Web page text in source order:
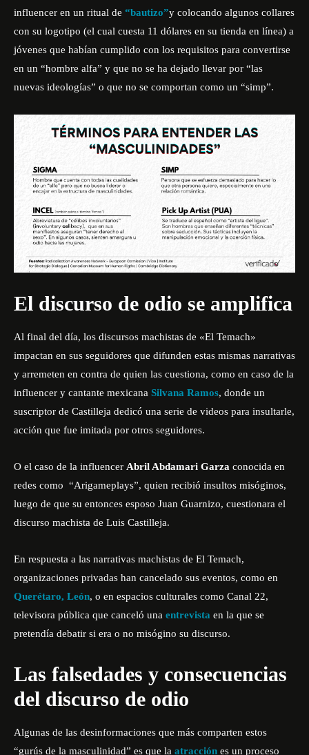
influencer en un ritual de “bautizo”y colocando algunos collares
con su logotipo (el cual cuesta 11 dólares en su tienda en línea) a
jóvenes que habían cumplido con los requisitos para convertirse
en un “hombre alfa” y que no se ha dejado llevar por “las
nuevas ideologías” o que no se comportan como un “simp”.
El discurso de odio se amplifica
Al final del día, los discursos machistas de «El Temach»
impactan en sus seguidores que difunden estas mismas narrativas
y arremeten en contra de quien las cuestiona, como en caso de la
influencer y cantante mexicana Silvana Ramos, donde un
suscriptor de Castilleja dedicó una serie de videos para insultarle,
acción que fue imitada por otros seguidores.
O el caso de la influencer Abril Abdamari Garza conocida en
redes como “Arigameplays”, quien recibió insultos misóginos,
luego de que su entonces esposo Juan Guarnizo, cuestionara el
discurso machista de Luis Castilleja.
En respuesta a las narrativas machistas de El Temach,
organizaciones privadas han cancelado sus eventos, como en
Querétaro, León, o en espacios culturales como Canal 22,
televisora pública que canceló una entrevista en la que se
pretendía debatir si era o no misógino su discurso.
Las falsedades y consecuencias
del discurso de odio
Algunas de las desinformaciones que más comparten estos
“gurús de la masculinidad” es que la atracción es un proceso